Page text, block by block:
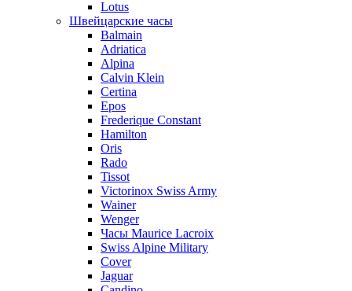
Lotus
Швейцарские часы
Balmain
Adriatica
Alpina
Calvin Klein
Certina
Epos
Frederique Constant
Hamilton
Oris
Rado
Tissot
Victorinox Swiss Army
Wainer
Wenger
Часы Maurice Lacroix
Swiss Alpine Military
Cover
Jaguar